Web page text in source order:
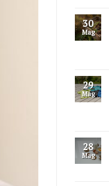
30
Mag
29
Mag
28
Mag